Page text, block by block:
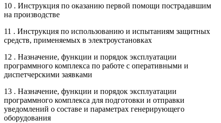
10 . Инструкция по оказанию первой помощи пострадавшим
на производстве
11 . Инструкция по использованию и испытаниям защитных
средств, применяемых в электроустановках
12 . Назначение, функции и порядок эксплуатации
программного комплекса по работе с оперативными и
диспетчерскими заявками
13 . Назначение, функции и порядок эксплуатации
программного комплекса для подготовки и отправки
уведомлений о составе и параметрах генерирующего
оборудования